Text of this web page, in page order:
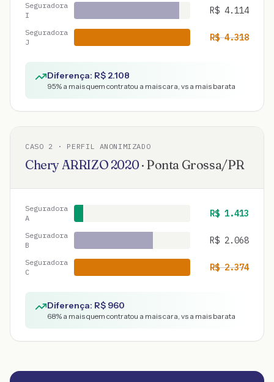
Seguradora
I
R$ 4.114
Seguradora
J
R$4.318
Diferença: R$ 2.108
95% a mais quem contratou a mais cara, vs a mais barata
CASO 2 · PERFIL ANONIMIZADO
CheryARRIZO 2020· Ponta Grossa/PR
Seguradora
A
R$ 1.413
Seguradora
B
R$ 2.068
Seguradora
C
R$2.374
Diferença: R$ 960
68% a mais quem contratou a mais cara, vs a mais barata